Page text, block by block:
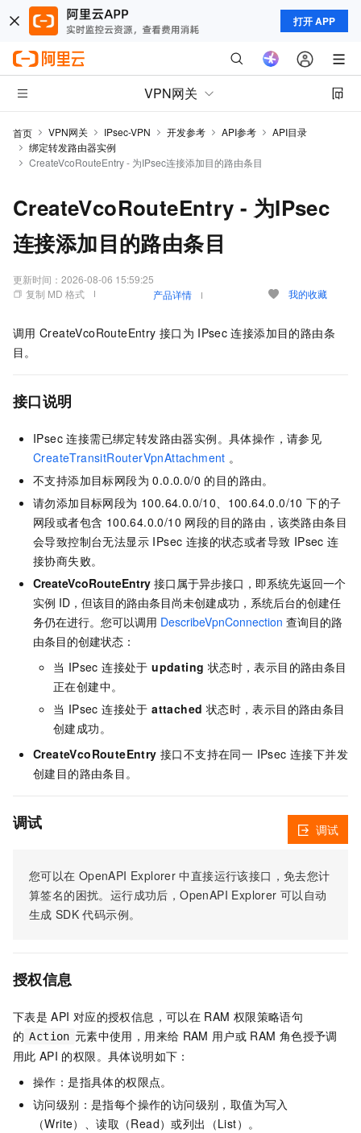
打开 APP
VPN网关
首页 VPN网关 IPsec-VPN 开发参考 API参考
API目录
绑定转发路由器实例
CreateVcoRouteEntry - 为IPsec连接添加目的路由条目
CreateVcoRouteEntry - 为IPsec
连接添加目的路由条目
更新时间： 2026-08-06 15:59:25
复制 MD 格式
产品详情 我的收藏
调用 CreateVcoRouteEntry 接口为 IPsec 连接添加目的路由条
目。
接口说明
IPsec 连接需已绑定转发路由器实例。具体操作，请参见
CreateTransitRouterVpnAttachment 。
不支持添加目标网段为 0.0.0.0/0 的目的路由。
请勿添加目标网段为 100.64.0.0/10、100.64.0.0/10 下的子
网段或者包含 100.64.0.0/10 网段的目的路由，该类路由条目
会导致控制台无法显示 IPsec 连接的状态或者导致 IPsec 连
接协商失败。
CreateVcoRouteEntry 接口属于异步接口，即系统先返回一个
实例 ID，但该目的路由条目尚未创建成功，系统后台的创建任
务仍在进行。您可以调用 DescribeVpnConnection 查询目的路
由条目的创建状态：
当 IPsec 连接处于updating 状态时，表示目的路由条目
正在创建中。
当 IPsec 连接处于attached 状态时，表示目的路由条目
创建成功。
CreateVcoRouteEntry 接口不支持在同一 IPsec 连接下并发
创建目的路由条目。
调试
您可以在 OpenAPI Explorer 中直接运行该接口，免去您计
算签名的困扰。运行成功后，OpenAPI Explorer 可以自动
生成 SDK 代码示例。
调试
授权信息
下表是 API 对应的授权信息，可以在 RAM 权限策略语句
的 Action 元素中使用，用来给 RAM 用户或 RAM 角色授予调
用此 API 的权限。具体说明如下：
操作：是指具体的权限点。
访问级别：是指每个操作的访问级别，取值为写入
（Write）、读取（Read）或列出（List）。